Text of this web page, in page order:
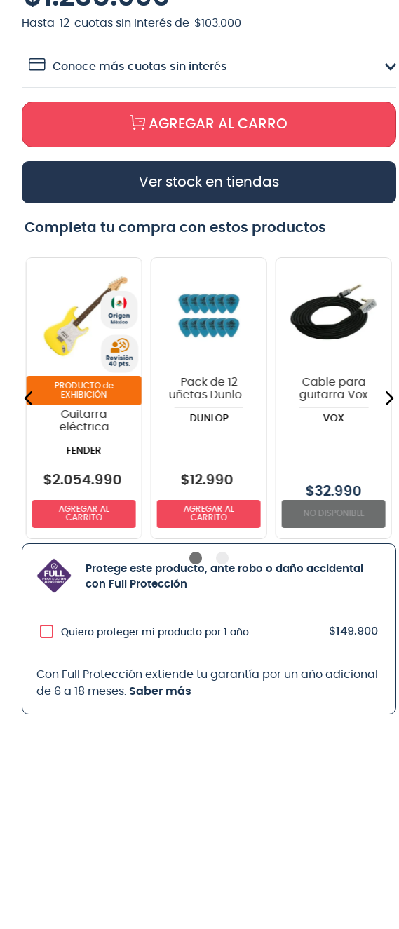
Hasta 12 cuotas sin interés de $103. 000
Conoce más cuotas sin interés
AGREGAR AL CARRO
Ver stock en tiendas
Completa tu compra con estos productos
de
EXHIBICIÓN
Guitarra
eléctrica
DeLonge
Graffiti Yellow
FENDER
$2.054.990
AGREGAR AL
CARRITO
Pack de 12
uñetas Dunlop
DUNLOP
$12.990
AGREGAR AL
CARRITO
Cable para
guitarra Vox
negro - 6
VOX
$32.990
NO DISPONIBLE
Protege este producto, ante robo o daño accidental
con Full Protección
Quiero proteger mi producto por 1 año $149.900
Con Full Protección extiende tu garantía por un año adicional
de 6 a 18 meses. Saber más